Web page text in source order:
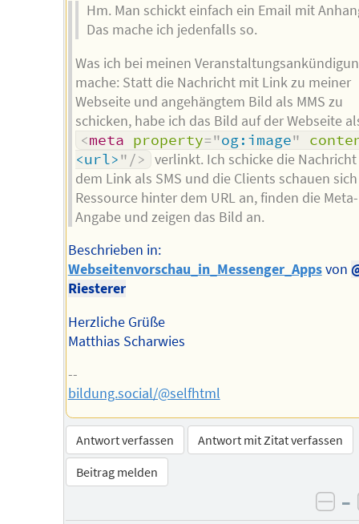
Hm. Man schickt einfach ein Email mit
Das mache ich jedenfalls so.
Was ich bei meinen
mache: Statt die Nachricht mit Link zu meiner
Webseite und angehängtem Bild als MMS zu
schicken, habe ich das Bild auf der Webseite
<meta property="og:image"
<url>" /> verlinkt. Ich schicke die
dem Link als SMS und die Clients schauen
Ressource hinter dem URL an, finden die Meta-
Angabe und zeigen das Bild an.
Beschrieben in:
Webseitenvorschau_in_Messenger_Appsvon
Riesterer
Herzliche Grüße
Matthias Scharwies
--
bildung.social/@selfhtml
Antwort verfassen
Antwort mit Zitat verfassen
Beitrag melden
–